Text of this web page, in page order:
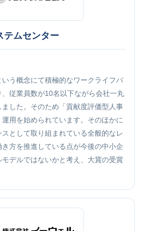
テムセンター
いう概念にて積極的なワークライフバ
従業員数が10名以下ながら会社一丸
した。そのため「貢献度評価型人事
用を始められています。そのほかに
として取り組まれている全般的なレ
方を推進している点が今後の中小企
デルではないかと考え、大賞の受賞